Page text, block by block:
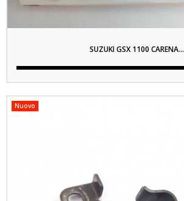
SUZUKI GSX 1100 CARENA...
Nuovo